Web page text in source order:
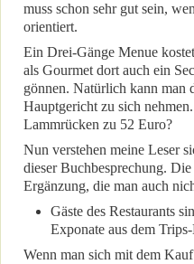
muss schon sehr gut sein,
orientiert.
Ein Drei-Gänge Menue
als Gourmet dort auch ein
gönnen. Natürlich kann man
Hauptgericht zu sich
Lammrücken zu 52 Euro?
Nun verstehen meine Leser
dieser Buchbesprechung.
Ergänzung, die man auch
Gäste des Restaurants
Exponate aus dem
Wenn man sich mit dem